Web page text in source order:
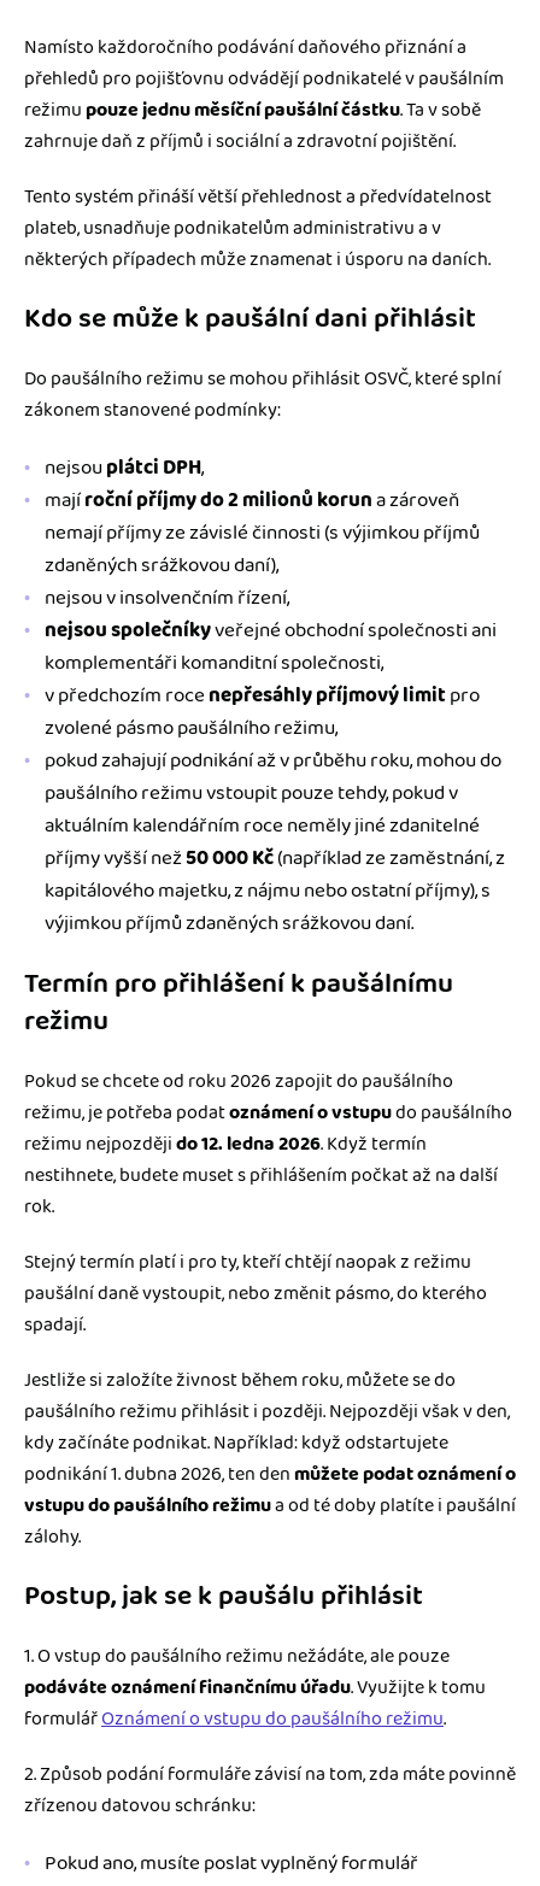
Namísto každoročního podávání daňového přiznání a
přehledů pro pojišťovnu odvádějí podnikatelé v paušálním
režimupouze jednu měsíční paušální částku. Ta v sobě
zahrnuje daň z příjmů i sociální a zdravotní pojištění.
Tento systém přináší větší přehlednost a předvídatelnost
plateb, usnadňuje podnikatelům administrativu a v
některých případech může znamenat i úsporu na daních.
Kdo se může k paušální dani přihlásit
Do paušálního režimu se mohou přihlásit OSVČ, které splní
zákonem stanovené podmínky:
nejsouplátci DPH,
majíroční příjmy do 2 milionů koruna zároveň
nemají příjmy ze závislé činnosti (s výjimkou příjmů
zdaněných srážkovou daní),
nejsou v insolvenčním řízení,
nejsou společníkyveřejné obchodní společnosti ani
komplementáři komanditní společnosti,
v předchozím rocenepřesáhly příjmový limitpro
zvolené pásmo paušálního režimu,
pokud zahajují podnikání až v průběhu roku, mohou do
paušálního režimu vstoupit pouze tehdy, pokud v
aktuálním kalendářním roce neměly jiné zdanitelné
příjmy vyšší než50 000 Kč(například ze zaměstnání, z
kapitálového majetku, z nájmu nebo ostatní příjmy), s
výjimkou příjmů zdaněných srážkovou daní.
Termín pro přihlášení k paušálnímu
režimu
Pokud se chcete od roku 2026 zapojit do paušálního
režimu, je potřeba podatoznámení o vstupudo paušálního
režimu nejpozdějido 12. ledna 2026. Když termín
nestihnete, budete muset s přihlášením počkat až na další
rok.
Stejný termín platí i pro ty, kteří chtějí naopak z režimu
paušální daně vystoupit, nebo změnit pásmo, do kterého
spadají.
Jestliže si založíte živnost během roku, můžete se do
paušálního režimu přihlásit i později. Nejpozději však v den,
kdy začínáte podnikat. Například: když odstartujete
podnikání 1. dubna 2026, ten denmůžete podat oznámení o
vstupu do paušálního režimua od té doby platíte i paušální
zálohy.
Postup, jak se k paušálu přihlásit
1. O vstup do paušálního režimu nežádáte, ale pouze
podáváte oznámení finančnímu úřadu. Využijte k tomu
formulářOznámení o vstupu do paušálního režimu.
2. Způsob podání formuláře závisí na tom, zda máte povinně
zřízenou datovou schránku:
Pokud ano, musíte poslat vyplněný formulář